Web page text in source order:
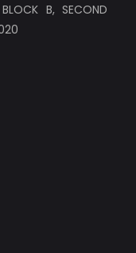
B, SECOND